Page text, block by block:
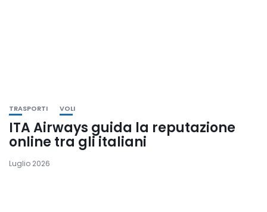
TRASPORTI VOLI
ITA Airways guida la reputazione
online tra gli italiani
Luglio 2026